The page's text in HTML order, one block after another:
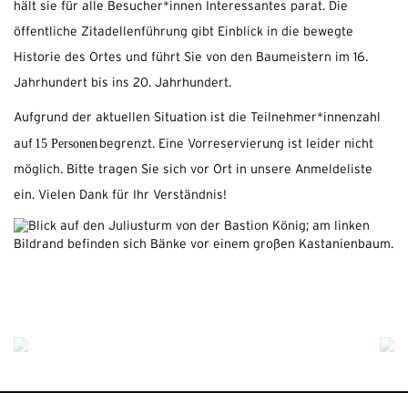
hält sie für alle Besucher*innen Interessantes parat. Die
öffentliche Zitadellenführung gibt Einblick in die bewegte
Historie des Ortes und führt Sie von den Baumeistern im 16.
Jahrhundert bis ins 20. Jahrhundert.
Aufgrund der aktuellen Situation ist die Teilnehmer*innenzahl
auf 15 Personen begrenzt. Eine Vorreservierung ist leider nicht
möglich. Bitte tragen Sie sich vor Ort in unsere Anmeldeliste
ein. Vielen Dank für Ihr Verständnis!